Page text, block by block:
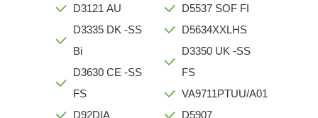
D3121 AU
D3335 DK -SS
Bi
D3630 CE -SS
FS
D92DIA
D5537 SOF FI
D5634XXLHS
D3350 UK -SS
FS
VA9711PTUU/A01
D5907